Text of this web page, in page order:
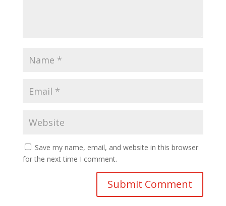
Save my name, email, and website in this browser
for the next time I comment.